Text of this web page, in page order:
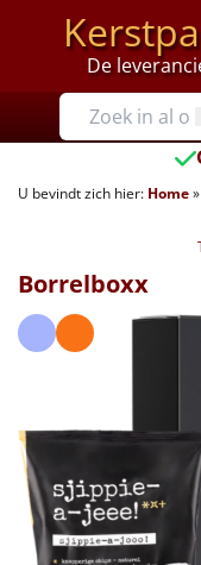
De
Prijzen
Tot €25
€25 tot €35
€40 tot €45
€50 tot €55
€55 tot €75
€75 tot €100
U bevindt zich hier: Home»
Borrelboxx